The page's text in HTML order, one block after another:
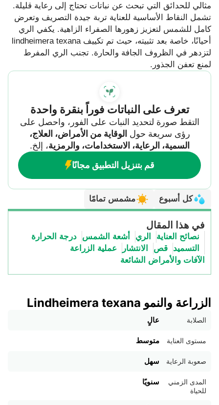
مثالي للحدائق التي تبحث عن نباتات تحتاج إلى رعاية قليلة.
تشمل النقاط الأساسية للعناية تربة جيدة التصريف وتعرض
كامل للشمس لتعزيز زهورها الصفراء الزاهية. يكفي الري
أحيانًا، خاصة بعد تثبيته، حيث تم تكييف lindheimera texana
لتزدهر في الظروف الجافة والحارة. تجنب الري المفرط
لمنع تعفن الجذور.
تعرف على النباتات فوراً بنقرة واحدة
التقط صورة لتحديد النبات على الفور، واحصل على
رؤى سريعة حول الوقاية من الأمراض، العلاج،
السمية، الرعاية، الاستخدامات، والرمزية، إلخ.
قم بتنزيل التطبيق مجانًا
كل أسبوع مشمس تمامًا
في هذا المقال
نصائح العناية الري أشعة الشمس
درجة الحرارة
التسميد
قص الانتشار
عملية الزراعة
الآفات والأمراض الشائعة
الزراعة والنمو Lindheimera texana
الصلابة عالٍ
مستوى العناية متوسط
صعوبة الرعاية سهل
المدى الزمني
للحياة
سنويًا